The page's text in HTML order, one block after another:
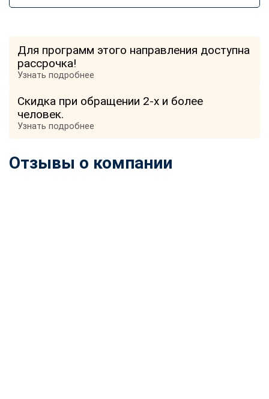
Для программ этого направления доступна
рассрочка!
Узнать подробнее
Скидка при обращении 2-х и более
человек.
Узнать подробнее
Отзывы о компании